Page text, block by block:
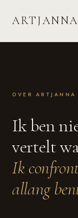
ARTJANNA
OVER ARTJANNA
Ik ben
vertelt
Ik
allang